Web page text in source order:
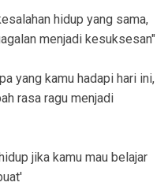
hidup yang sama,
menjadi kesuksesan"
yang kamu hadapi hari ini,
rasa ragu menjadi
jika kamu mau belajar